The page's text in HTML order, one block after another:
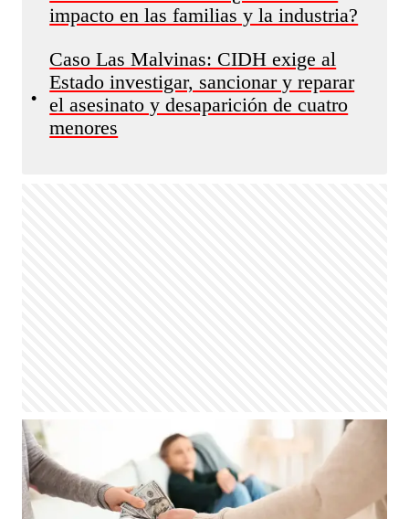
impacto en las familias y la industria?
•
Caso Las Malvinas: CIDH exige al
Estado investigar, sancionar y reparar
el asesinato y desaparición de cuatro
menores